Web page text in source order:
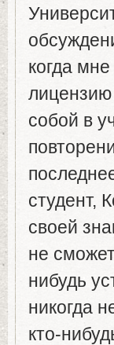
когда
собой в
студент,
своей
не
нибудь
никогда
кто-